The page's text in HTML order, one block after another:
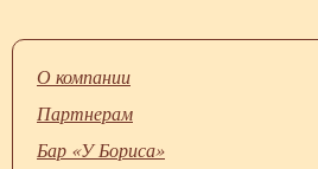
О компании
Партнерам
Бар «У Бориса»